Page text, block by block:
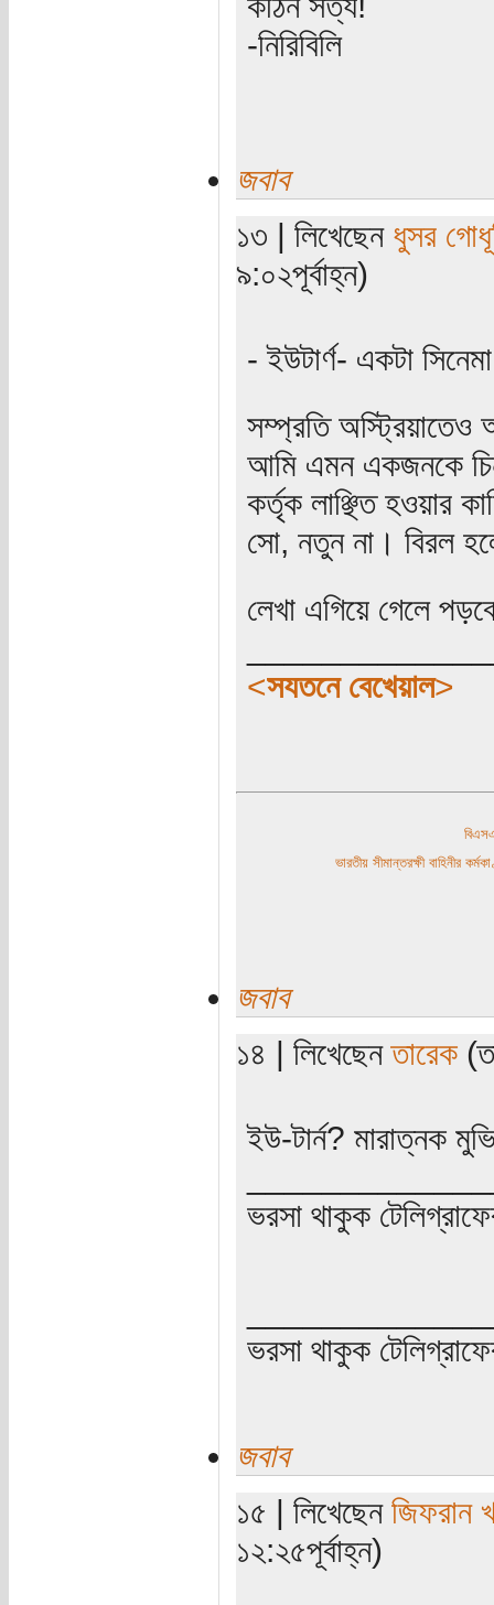
-নিরিবিলি
জবাব
১৩ | লিখেছেন ধুসর
৯:০২পূর্বাহ্ন)
- ইউটার্ণ- একটা
সম্প্রতি
আমি এমন একজনকে
কর্তৃক লাঞ্ছিত হওয়ার
সো, নতুন না। বিরল
লেখা এগিয়ে গেলে
<সযতনে বেখেয়াল>
ভারতীয় সীমান্তরক্ষী বাহিনীর
জবাব
১৪ | লিখেছেনতারেক
ইউ-টার্ন? মারাত্নক
ভরসা থাকুক
ভরসা থাকুক
জবাব
১৫ | লিখেছেন জিফরান
১২:২৫পূর্বাহ্ন)